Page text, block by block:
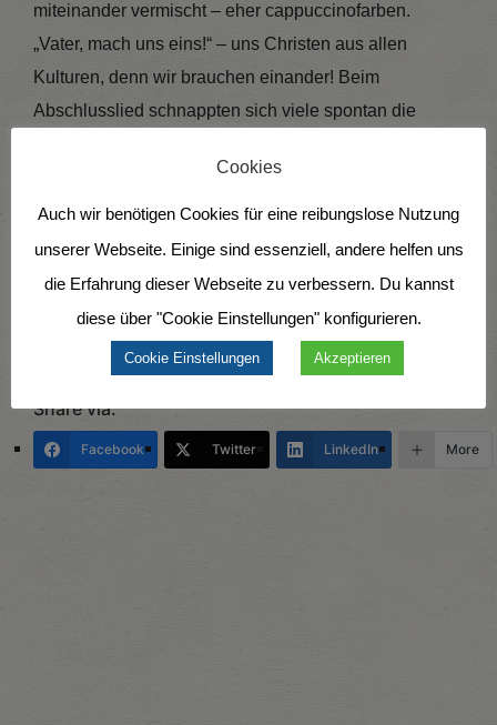
miteinander vermischt – eher cappuccinofarben.
„Vater, mach uns eins!“ – uns Christen aus allen
Kulturen, denn wir brauchen einander! Beim
Abschlusslied schnappten sich viele spontan die
durch den Saal. Mit einem reichhaltigen Fingerfood-
Buffet wurde dieser besondere Gottesdienst
abgerundet.
Ruth Halstenberg
Velberter Mission
Share via:
Facebook Twitter LinkedIn More
Cookies
Auch wir benötigen Cookies für eine reibungslose Nutzung
unserer Webseite. Einige sind essenziell, andere helfen uns
die Erfahrung dieser Webseite zu verbessern. Du kannst
diese über "Cookie Einstellungen" konfigurieren.
Cookie Einstellungen Akzeptieren